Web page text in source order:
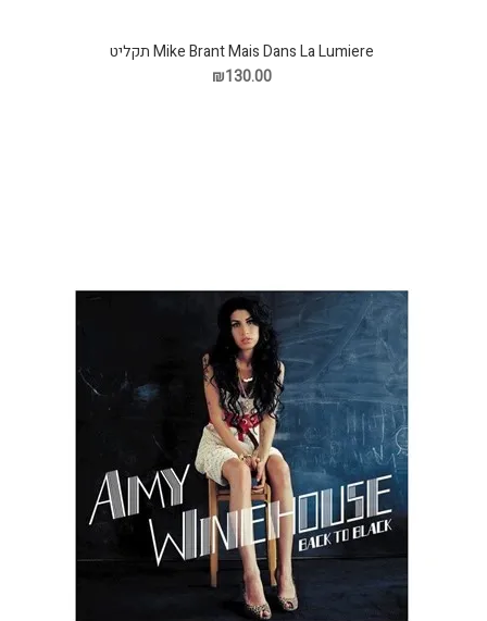
Mike Brant Mais Dans La Lumiere תקליט
₪130.00